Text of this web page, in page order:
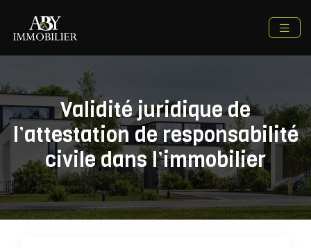
Validité juridique de
l’attestation de responsabilité
civile dans l’immobilier